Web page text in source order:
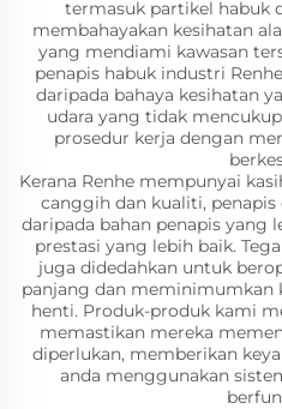
termasuk partikel habuk
membahayakan kesihatan
yang mendiami kawasan
penapis habuk industri
daripada bahaya kesihatan
udara yang tidak
prosedur kerja dengan
Kerana Renhe mempunyai
canggih dan kualiti,
daripada bahan penapis yang
prestasi yang lebih baik.
juga didedahkan untuk
panjang dan meminimumkan
henti. Produk-produk kami
memastikan mereka
diperlukan, memberikan
anda menggunakan